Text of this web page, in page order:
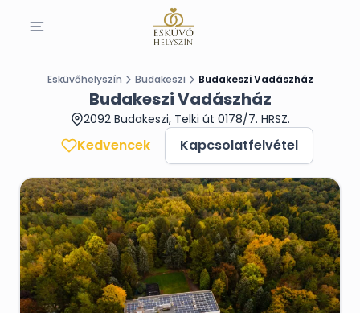
Esküvőhelyszín Budakeszi Budakeszi Vadászház
Budakeszi Vadászház
2092 Budakeszi, Telki út 0178/7. HRSZ.
Kedvencek Kapcsolatfelvétel